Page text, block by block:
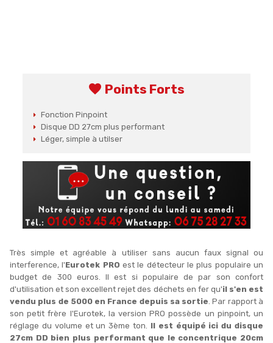
favorite Points Forts
Fonction Pinpoint
Disque DD 27cm plus performant
Léger, simple à utilser
Très simple et agréable à utiliser sans aucun faux signal ou
interference, l'Eurotek PRO est le détecteur le plus populaire un
budget de 300 euros. Il est si populaire de par son confort
d'utilisation et son excellent rejet des déchets en fer qu'il s'en est
vendu plus de 5000 en France depuis sa sortie . Par rapport à
son petit frère l'Eurotek, la version PRO possède un pinpoint, un
réglage du volume et un 3ème ton. Il est équipé ici du disque
27cm DD bien plus performant que le concentrique 20cm